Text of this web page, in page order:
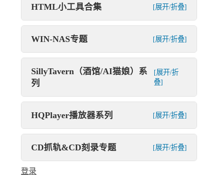
HTML小工具合集 [展开/折叠]
WIN-NAS专题 [展开/折叠]
SillyTavern（酒馆/AI猫娘）系
列
[展开/折
叠]
HQPlayer播放器系列 [展开/折叠]
CD抓轨&CD刻录专题 [展开/折叠]
登录